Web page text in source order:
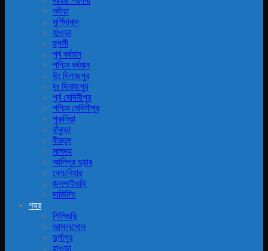
নদীয়া
মুর্শিদাবাদ
হাওড়া
হুগলী
পূর্ব বর্ধমান
পশ্চিম বর্ধমান
উঃ দিনাজপুর
দঃ দিনাজপুর
পূর্ব মেদিনীপুর
পশ্চিম মেদিনীপুর
পুরুলিয়া
বাঁকুড়া
বীরভুম
মালদহ
আলিপুর দুয়ার
কোচবিহার
জলপাইগুড়ি
দার্জিলিং
শহর
শিলিগুড়ি
আসানসোল
দুর্গাপুর
হাওড়া